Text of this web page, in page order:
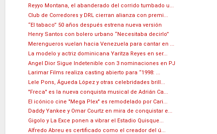
Reyyo Montana, el abanderado del corrido tumbado u...
Club de Corredores y DRL cierran alianza con premi...
“El tabaco” 50 años después estrena nueva versión
Henry Santos con bolero urbano “Necesitaba decirlo”
Merengueros vuelan hacia Venezuela para cantar en ...
La modelo y actriz dominicana Yaritza Reyes en ser...
Angel Dior Sigue Indetenible con 3 nominaciones en PJ
Larimar Films realiza casting abierto para “1998: ...
Lele Pons, Águeda López y otras celebridades brill...
"Freca" es la nueva conquista musical de Adrián Ca...
El icónico cine "Mega Plex" es remodelado por Cari...
Daddy Yankee y Omar Courtz en mira de conquistar e...
Gigolo y La Exce ponen a vibrar el Estadio Quisque...
Alfredo Abreu es certificado como el creador del ú...